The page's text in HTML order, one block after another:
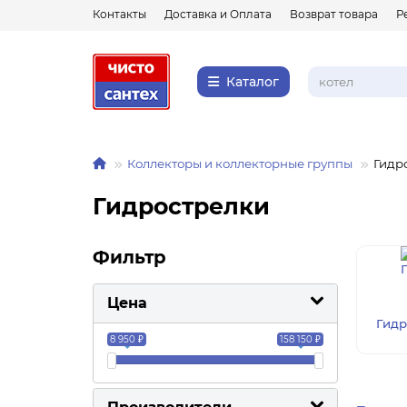
Контакты Доставка и Оплата Возврат товара
Каталог
Коллекторы и коллекторные группы
Гидрострелки
Фильтр
Цена
8 950 ₽ 158 150 ₽